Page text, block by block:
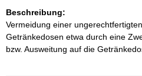
Beschreibung:
Vermeidung einer
Getränkedosen etwa durch eine
bzw. Ausweitung auf die